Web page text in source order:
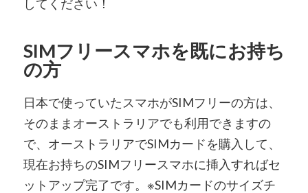
してください！
SIMフリースマホを既にお持ち
の方
日本で使っていたスマホがSIMフリーの方は、
そのままオーストラリアでも利用できますの
で、オーストラリアでSIMカードを購入して、
現在お持ちのSIMフリースマホに挿入すればセ
ットアップ完了です。※SIMカードのサイズチ